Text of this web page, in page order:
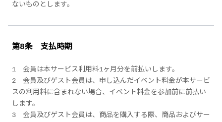
ないものとします。
第8条 支払時期
1 会員は本サービス利用料1ヶ月分を前払いします。
2 会員及びゲスト会員は、申し込んだイベント料金が本サービ
スの利用料に含まれない場合、イベント料金を参加前に前払い
します。
3 会員及びゲスト会員は、商品を購入する際、商品およびサー